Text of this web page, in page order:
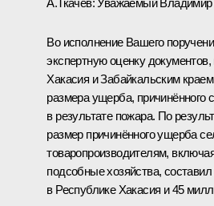
Во исполнение Вашего
экспертную оценку
Хакасия и Забайкальским
размера ущерба, причинённого
в результате пожара. По
размер причинённого ущерба
товаропроизводителям,
подсобные хозяйства,
в Республике Хакасия и 45